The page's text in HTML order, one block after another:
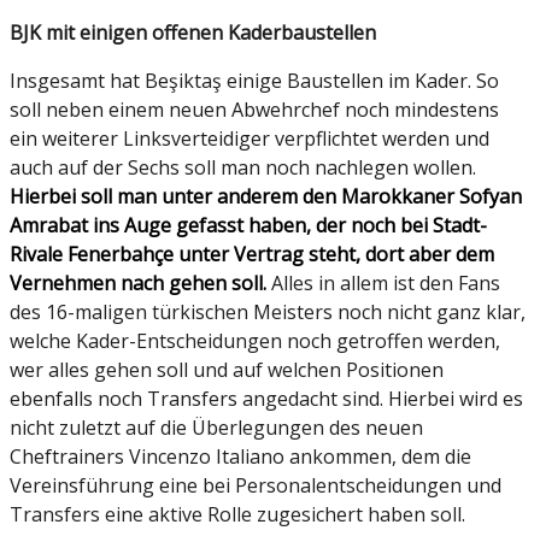
BJK mit einigen offenen Kaderbaustellen
Insgesamt hat Beşiktaş einige Baustellen im Kader. So
soll neben einem neuen Abwehrchef noch mindestens
ein weiterer Linksverteidiger verpflichtet werden und
auch auf der Sechs soll man noch nachlegen wollen.
Hierbei soll man unter anderem den Marokkaner Sofyan
Amrabat ins Auge gefasst haben, der noch bei Stadt-
Rivale Fenerbahçe unter Vertrag steht, dort aber dem
Vernehmen nach gehen soll.Alles in allem ist den Fans
des 16-maligen türkischen Meisters noch nicht ganz klar,
welche Kader-Entscheidungen noch getroffen werden,
wer alles gehen soll und auf welchen Positionen
ebenfalls noch Transfers angedacht sind. Hierbei wird es
nicht zuletzt auf die Überlegungen des neuen
Cheftrainers Vincenzo Italiano ankommen, dem die
Vereinsführung eine bei Personalentscheidungen und
Transfers eine aktive Rolle zugesichert haben soll.